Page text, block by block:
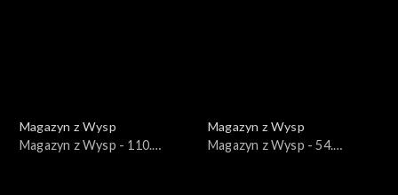
Magazyn z Wysp
Magazyn z Wysp - 110.
Magazyn z Wysp
Magazyn z Wysp - 54.